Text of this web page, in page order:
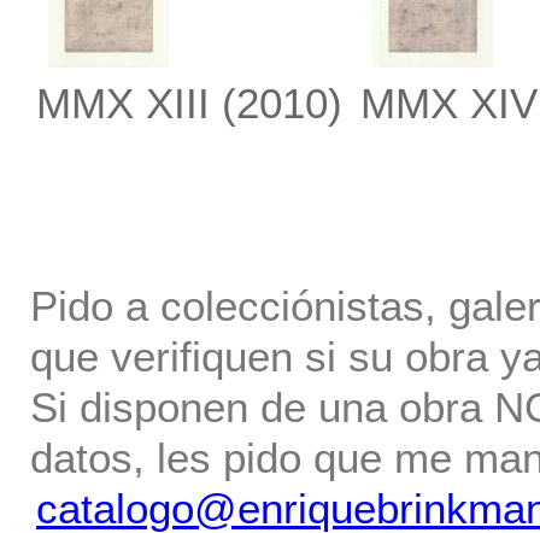
MMX XIII (2010) MMX XIV
Pido a colecciónistas,
que verifiquen si su obra
Si disponen de una obra
datos, les pido que me